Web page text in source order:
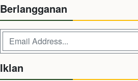
Berlangganan
Iklan